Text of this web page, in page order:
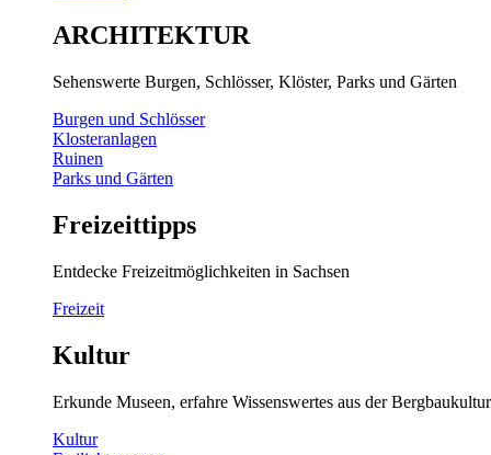
ARCHITEKTUR
Sehenswerte Burgen, Schlösser, Klöster, Parks und Gärten
Burgen und Schlösser
Klosteranlagen
Ruinen
Parks und Gärten
Freizeittipps
Entdecke Freizeitmöglichkeiten in Sachsen
Freizeit
Kultur
Erkunde Museen, erfahre Wissenswertes aus der
Kultur